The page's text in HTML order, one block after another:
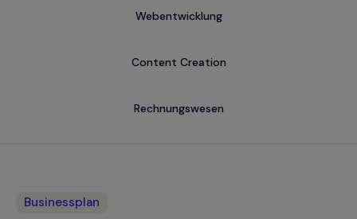
Webentwicklung
Content Creation
Rechnungswesen
Businessplan